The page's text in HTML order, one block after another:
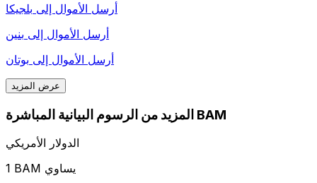
أرسل الأموال إلى بلجيكا
أرسل الأموال إلى بنين
أرسل الأموال إلى بوتان
عرض المزيد
المزيد من الرسوم البيانية المباشرة BAM
الدولار الأمريكي
1 BAM يساوي